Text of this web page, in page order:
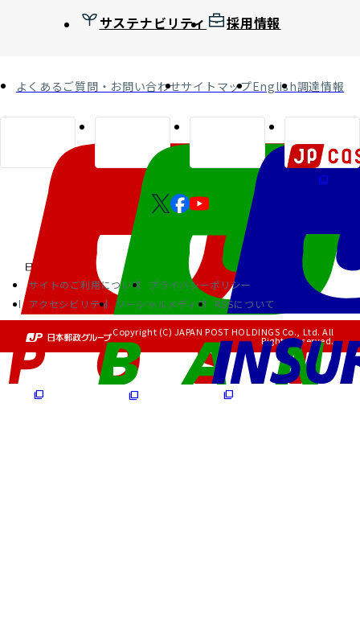
サステナビリティ 採用情報
よくあるご質問・お問い合わせサイトマップEnglish調達情報
サイトのご利用について
プライバシーポリシー
アクセシビリティ
ソーシャルメディア RSSについて
Copyright (C) JAPAN POST HOLDINGS Co., Ltd. All
Rights Reserved.